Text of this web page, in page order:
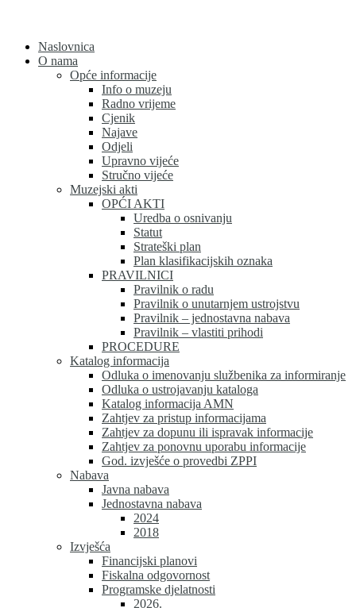
contentNaslovnica
O nama
Opće informacije
Info o muzeju
Radno vrijeme
Cjenik
Najave
Odjeli
Upravno vijeće
Stručno vijeće
Muzejski akti
OPĆI AKTI
Uredba o osnivanju
Statut
Strateški plan
Plan klasifikacijskih oznaka
PRAVILNICI
Pravilnik o radu
Pravilnik o unutarnjem ustrojstvu
Pravilnik – jednostavna nabava
Pravilnik – vlastiti prihodi
PROCEDURE
Katalog informacija
Odluka o imenovanju službenika za informiranje
Odluka o ustrojavanju kataloga
Katalog informacija AMN
Zahtjev za pristup informacijama
Zahtjev za dopunu ili ispravak informacije
Zahtjev za ponovnu uporabu informacije
God. izvješće o provedbi ZPPI
Nabava
Javna nabava
Jednostavna nabava
2024
2018
Izvješća
Financijski planovi
Fiskalna odgovornost
Programske djelatnosti
2026.